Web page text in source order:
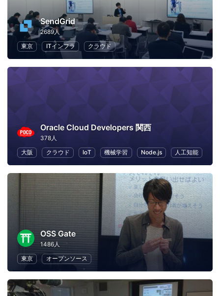
SendGrid
2689人
東京
ITインフラ クラウド
Oracle Cloud Developers 関西
378人
大阪
クラウド IoT 機械学習 Node.js 人工知能
OSS Gate
1486人
東京
オープンソース